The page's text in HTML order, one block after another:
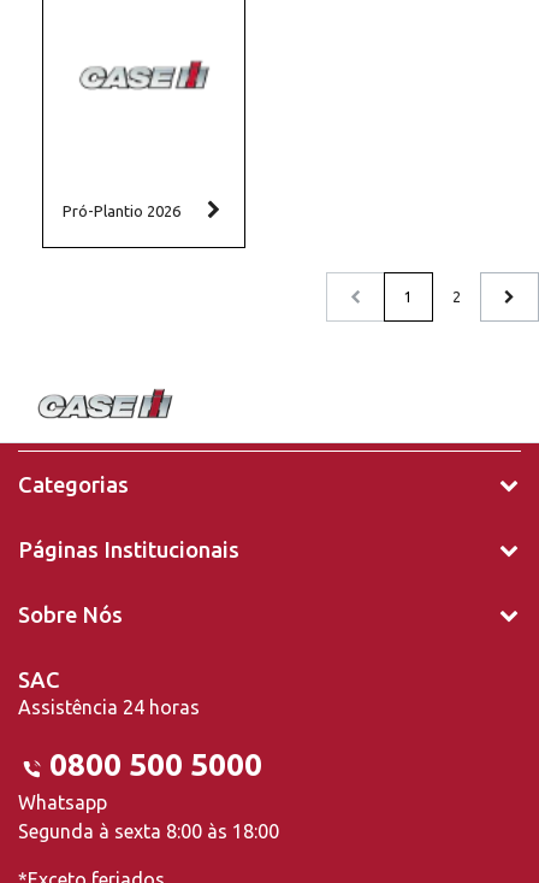
Pró-Plantio 2026
1 2
Categorias
Páginas Institucionais
Sobre Nós
SAC
Assistência 24 horas
0800 500 5000
Whatsapp
Segunda à sexta 8:00 às 18:00